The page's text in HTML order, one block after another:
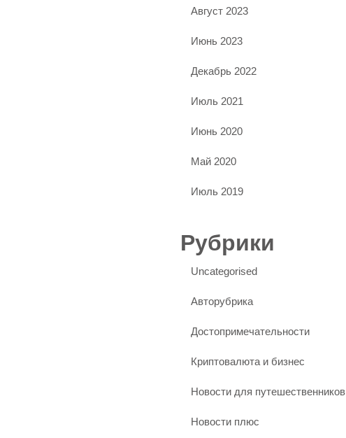
Август 2023
Июнь 2023
Декабрь 2022
Июль 2021
Июнь 2020
Май 2020
Июль 2019
Рубрики
Uncategorised
Авторубрика
Достопримечательности
Криптовалюта и бизнес
Новости для путешественников
Новости плюс